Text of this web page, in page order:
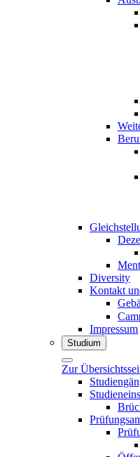
Diversity
Kontakt
Impressum
Studium
Zur